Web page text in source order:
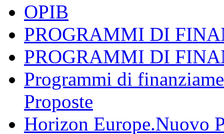
OPIB
PROGRAMMI DI
PROGRAMMI DI
Programmi di
Proposte
Horizon Europe.Nuovo